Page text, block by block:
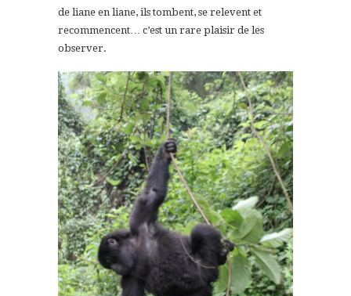
de liane en liane, ils tombent, se relevent et
recommencent… c’est un rare plaisir de les
observer.